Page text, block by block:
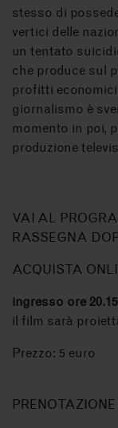
stesso di
vertici delle
un tentato
che produce sul
profitti economici
giornalismo è
momento in poi,
produzione
VAI AL
RASSEGNA
ACQUISTA
ingresso ore 20.15
il film sarà
Prezzo: 5 euro